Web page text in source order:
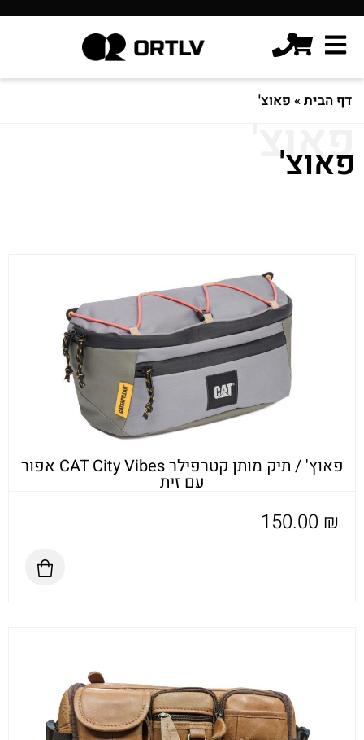
דף הבית» פאוצ'
פאוצ'
פאוצ'
פאוץ' / תיק מותן קטרפילר CAT City Vibes אפור
עם זית
150.00 ₪